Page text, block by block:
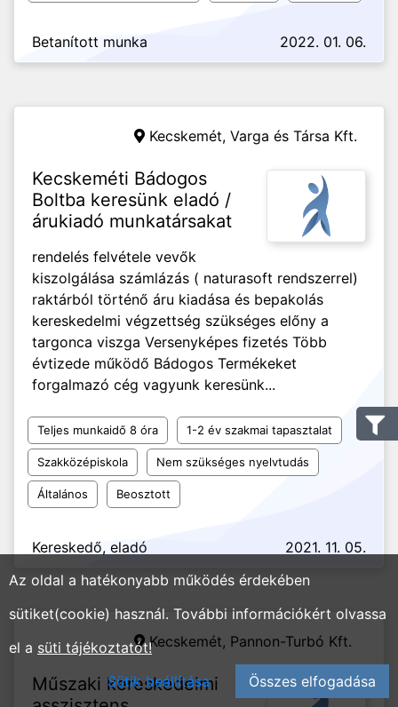
Betanított munka 2022. 01. 06.
Kecskemét, Varga és Társa Kft.
Kecskeméti Bádogos
Boltba keresünk eladó /
árukiadó munkatársakat
rendelés felvétele vevők
kiszolgálása számlázás ( naturasoft rendszerrel)
raktárból történő áru kiadása és bepakolás
kereskedelmi végzettség szükséges előny a
targonca viszga Versenyképes fizetés Több
évtizede működő Bádogos Termékeket
forgalmazó cég vagyunk keresünk...
Teljes munkaidő 8 óra 1-2 év szakmai tapasztalat
Szakközépiskola Nem szükséges nyelvtudás
Általános Beosztott
Kereskedő, eladó 2021. 11. 05.
Kecskemét, Pannon-Turbó Kft.
Műszaki kereskedelmi
Az oldal a hatékonyabb működés érdekében
sütiket(cookie) használ. További információkért olvassa
el a süti tájékoztatót!
Sütik beállítása
Összes elfogadása